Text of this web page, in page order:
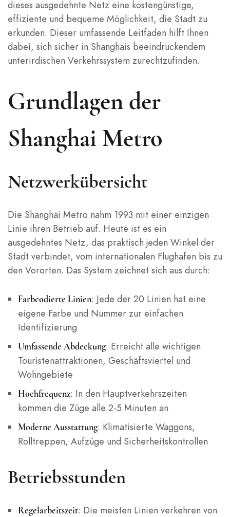
dieses ausgedehnte Netz eine kostengünstige,
effiziente und bequeme Möglichkeit, die Stadt zu
erkunden. Dieser umfassende Leitfaden hilft Ihnen
dabei, sich sicher in Shanghais beeindruckendem
unterirdischen Verkehrssystem zurechtzufinden.
Grundlagen der
Shanghai Metro
Netzwerkübersicht
Die Shanghai Metro nahm 1993 mit einer einzigen
Linie ihren Betrieb auf. Heute ist es ein
ausgedehntes Netz, das praktisch jeden Winkel der
Stadt verbindet, vom internationalen Flughafen bis zu
den Vororten. Das System zeichnet sich aus durch:
Farbcodierte Linien: Jede der 20 Linien hat eine
eigene Farbe und Nummer zur einfachen
Identifizierung
Umfassende Abdeckung: Erreicht alle wichtigen
Touristenattraktionen, Geschäftsviertel und
Wohngebiete
Hochfrequenz: In den Hauptverkehrszeiten
kommen die Züge alle 2-5 Minuten an
Moderne Ausstattung: Klimatisierte Waggons,
Rolltreppen, Aufzüge und Sicherheitskontrollen
Betriebsstunden
Regelarbeitszeit: Die meisten Linien verkehren von